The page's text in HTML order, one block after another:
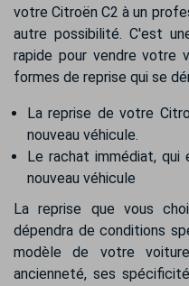
votre Citroën C2 à un
autre possibilité. C'est
rapide pour vendre votre
formes de reprise qui se
La reprise de votre
nouveau véhicule.
Le rachat immédiat, qui
nouveau véhicule
La reprise que vous
dépendra de conditions
modèle de votre
ancienneté, ses